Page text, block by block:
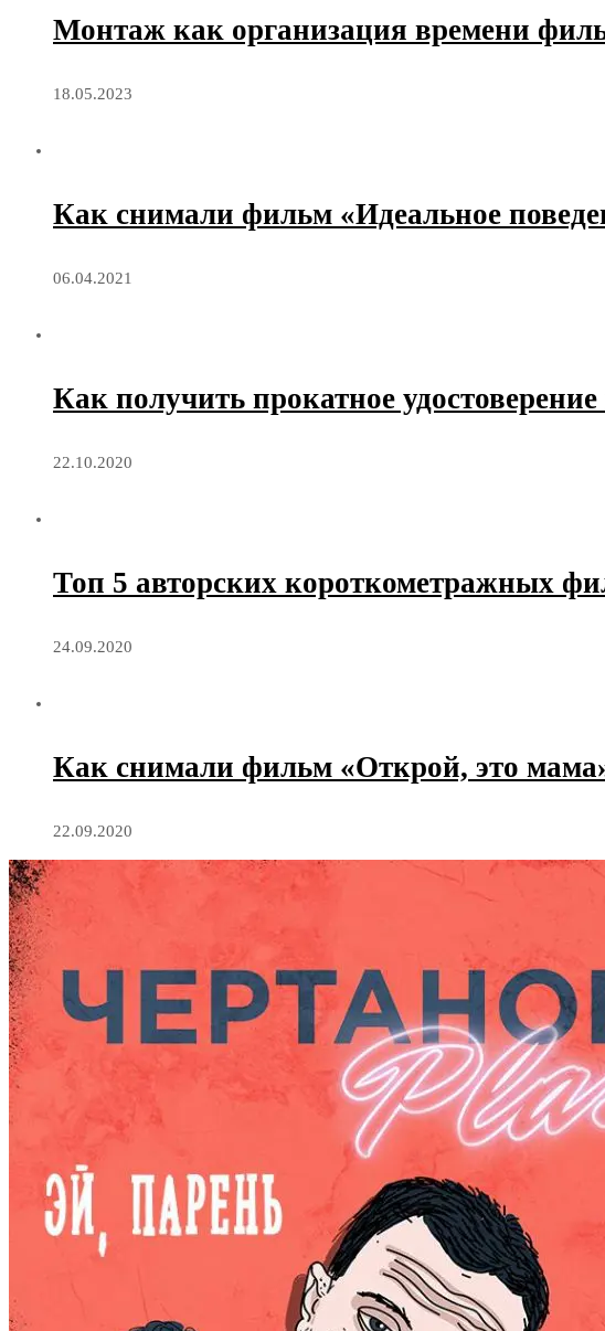
Монтаж как организация времени
18.05.2023
Как снимали фильм «Идеальное
06.04.2021
Как получить прокатное
22.10.2020
Топ 5 авторских короткометражных
24.09.2020
Как снимали фильм «Открой, это
22.09.2020